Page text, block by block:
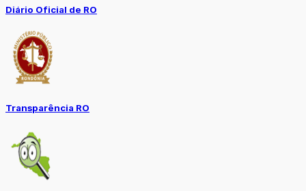
Diário Oficial de RO
Transparência RO